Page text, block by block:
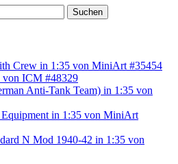
Suchen
Crew in 1:35 von MiniArt #35454
von ICM #48329
Anti-Tank Team) in 1:35 von
in 1:35 von MiniArt
N Mod 1940-42 in 1:35 von